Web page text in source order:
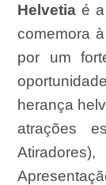
Helvetia é
comemora
por um
herança
atrações
Atiradores),